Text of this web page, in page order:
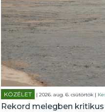
KÖZÉLET | 2026. aug. 6. csütörtök |
Rekord melegben kritikus